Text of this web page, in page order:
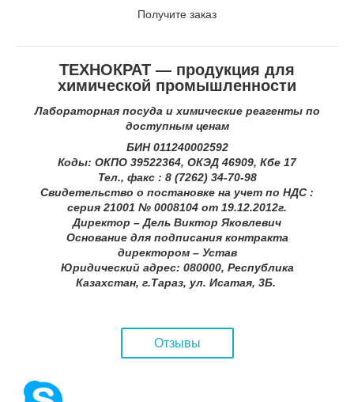
Получите заказ
ТЕХНОКРАТ — продукция для
химической промышленности
Лабораторная посуда и химические реагенты по
доступным ценам
БИН 011240002592
Коды: ОКПО 39522364, ОКЭД 46909, Кбе 17
Тел., факс : 8 (7262) 34-70-98
Свидетельство о постановке на учет по НДС :
серия 21001 № 0008104 от 19.12.2012г.
Директор – Дель Виктор Яковлевич
Основание для подписания контракта
директором – Устав
Юридический адрес: 080000, Республика
Казахстан, г.Тараз, ул. Исатая, 3Б.
Отзывы